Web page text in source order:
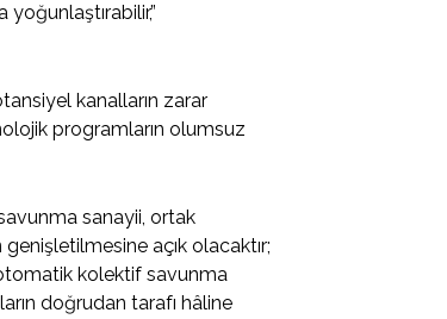
kanalların zarar
programların olumsuz
sanayii, ortak
açık olacaktır;
kolektif savunma
doğrudan tarafı hâline